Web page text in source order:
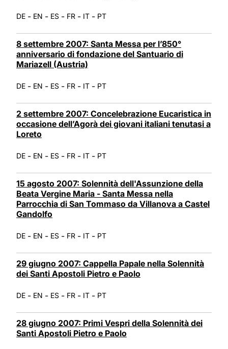
DE - EN - ES - FR - IT - PT
8 settembre 2007: Santa Messa per l’850°
anniversario di fondazione del Santuario di
Mariazell (Austria)
DE - EN - ES - FR - IT - PT
2 settembre 2007: Concelebrazione Eucaristica in
occasione dell’Agorà dei giovani italiani tenutasi a
Loreto
DE - EN - ES - FR - IT - PT
15 agosto 2007: Solennità dell'Assunzione della
Beata Vergine Maria - Santa Messa nella
Parrocchia di San Tommaso da Villanova a Castel
Gandolfo
DE - EN - ES - FR - IT - PT
29 giugno 2007: Cappella Papale nella Solennità
dei Santi Apostoli Pietro e Paolo
DE - EN - ES - FR - IT - PT
28 giugno 2007: Primi Vespri della Solennità dei
Santi Apostoli Pietro e Paolo